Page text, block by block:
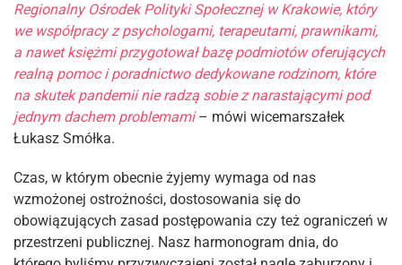
Regionalny Ośrodek Polityki Społecznej w Krakowie, który
we współpracy z psychologami, terapeutami, prawnikami,
a nawet księżmi przygotował bazę podmiotów oferujących
realną pomoc i poradnictwo dedykowane rodzinom, które
na skutek pandemii nie radzą sobie z narastającymi pod
jednym dachem problemami– mówi wicemarszałek
Łukasz Smółka.
Czas, w którym obecnie żyjemy wymaga od nas
wzmożonej ostrożności, dostosowania się do
obowiązujących zasad postępowania czy też ograniczeń w
przestrzeni publicznej. Nasz harmonogram dnia, do